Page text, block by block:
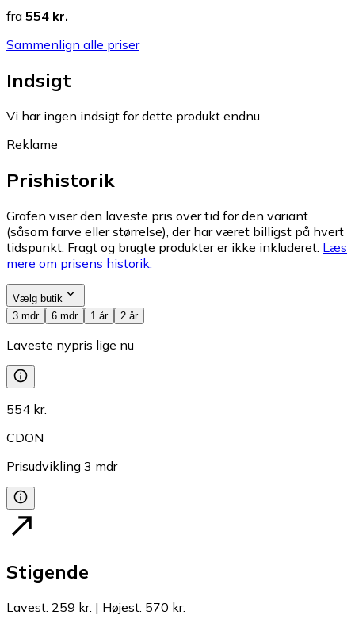
fra 554 kr.
Sammenlign alle priser
Indsigt
Vi har ingen indsigt for dette produkt endnu.
Reklame
Prishistorik
Grafen viser den laveste pris over tid for den variant
(såsom farve eller størrelse), der har været billigst på hvert
tidspunkt. Fragt og brugte produkter er ikke inkluderet. Læs
mere om prisens historik.
Vælg butik
3 mdr
6 mdr 1 år 2 år
Laveste nypris lige nu
554 kr.
CDON
Prisudvikling 3 mdr
Stigende
Lavest: 259 kr. | Højest: 570 kr.